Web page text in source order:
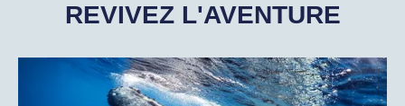
REVIVEZ L'AVENTURE